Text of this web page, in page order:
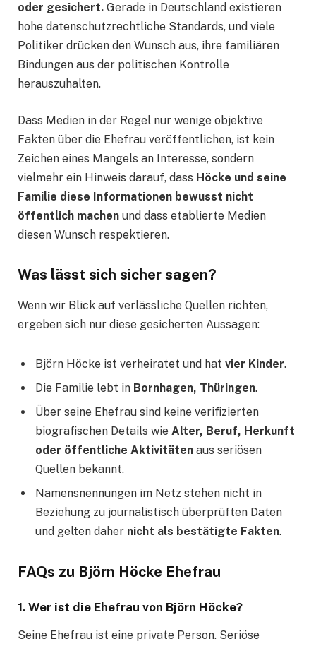
oder gesichert. Gerade in Deutschland existieren
hohe datenschutzrechtliche Standards, und viele
Politiker drücken den Wunsch aus, ihre familiären
Bindungen aus der politischen Kontrolle
herauszuhalten.
Dass Medien in der Regel nur wenige objektive
Fakten über die Ehefrau veröffentlichen, ist kein
Zeichen eines Mangels an Interesse, sondern
vielmehr ein Hinweis darauf, dass Höcke und seine
Familie diese Informationen bewusst nicht
öffentlich machen und dass etablierte Medien
diesen Wunsch respektieren.
Was lässt sich sicher sagen?
Wenn wir Blick auf verlässliche Quellen richten,
ergeben sich nur diese gesicherten Aussagen:
Björn Höcke ist verheiratet und hat vier Kinder.
Die Familie lebt in Bornhagen, Thüringen.
Über seine Ehefrau sind keine verifizierten
biografischen Details wie Alter, Beruf, Herkunft
oder öffentliche Aktivitäten aus seriösen
Quellen bekannt.
Namensnennungen im Netz stehen nicht in
Beziehung zu journalistisch überprüften Daten
und gelten daher nicht als bestätigte Fakten.
FAQs zu Björn Höcke Ehefrau
1. Wer ist die Ehefrau von Björn Höcke?
Seine Ehefrau ist eine private Person. Seriöse